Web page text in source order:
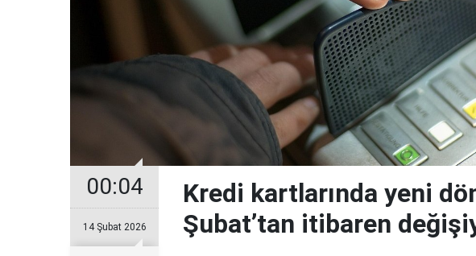
00:04
14 Şubat 2026
Kredi kartlarında yeni
Şubat’tan itibaren